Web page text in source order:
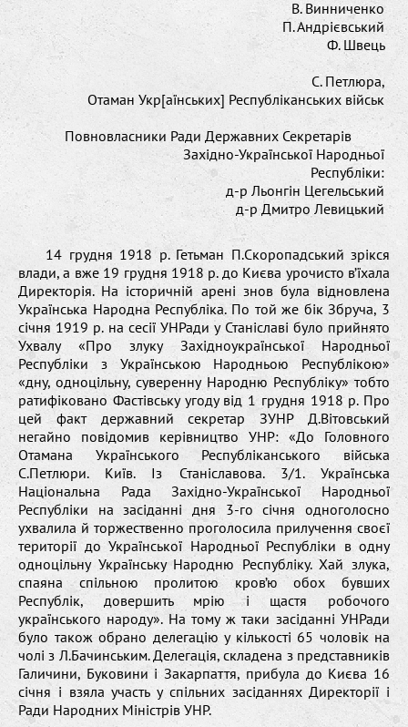
В. Винниченко
П. Андрієвський
Ф. Швець
С. Петлюра,
Отаман Укр[аїнських] Республіканських військ
Повновласники Ради Державних Секретарів
Західно-Української Народньої
Республіки:
д-р Льонгін Цегельський
д-р Дмитро Левицький
14 грудня 1918 р. Гетьман П.Скоропадський зрікся
влади, а вже 19 грудня 1918 р. до Києва урочисто в’їхала
Директорія. На історичній арені знов була відновлена
Українська Народна Республіка. По той же бік Збруча, 3
січня 1919 р. на сесії УНРади у Станіславі було прийнято
Ухвалу «Про злуку Західноукраїнської Народньої
Республіки з Українською Народньою Республікою»
«дну, одноцільну, суверенну Народню Республіку» тобто
ратифіковано Фастівську угоду від 1 грудня 1918 р. Про
цей факт державний секретар ЗУНР Д.Вітовський
негайно повідомив керівництво УНР: «До Головного
Отамана Українського Республіканського війська
С.Петлюри. Київ. Із Станіславова. 3/1. Українська
Національна Рада Західно-Української Народньої
Республіки на засіданні дня 3-го січня одноголосно
ухвалила й торжественно проголосила прилучення своєї
території до Української Народньої Республіки в одну
одноцільну Українську Народню Республіку. Хай злука,
спаяна спільною пролитою кров’ю обох бувших
Республік, довершить мрію і щастя робочого
українського народу». На тому ж таки засіданні УНРади
було також обрано делегацію у кількості 65 чоловік на
чолі з Л.Бачинським. Делегація, складена з представників
Галичини, Буковини і Закарпаття, прибула до Києва 16
січня і взяла участь у спільних засіданнях Директорії і
Ради Народних Міністрів УНР.